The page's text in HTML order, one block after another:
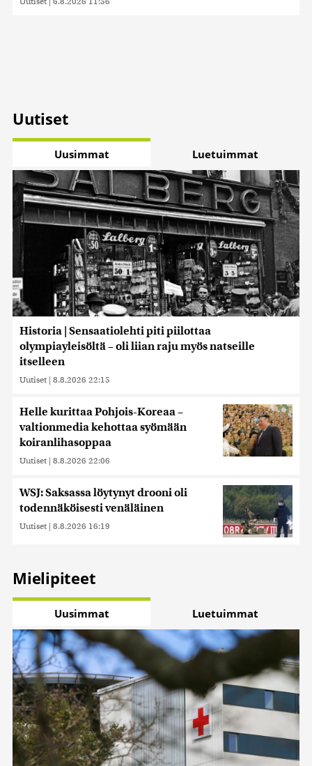
Uutiset
Uusimmat Luetuimmat
Historia | Sensaatiolehti piti piilottaa
olympiayleisöltä – oli liian raju myös natseille
itselleen
Uutiset | 8.8.2026 22:15
Helle kurittaa Pohjois-Koreaa –
valtionmedia kehottaa syömään
koiranlihasoppaa
Uutiset | 8.8.2026 22:06
WSJ: Saksassa löytynyt drooni oli
todennäköisesti venäläinen
Uutiset | 8.8.2026 16:19
Mielipiteet
Uusimmat Luetuimmat